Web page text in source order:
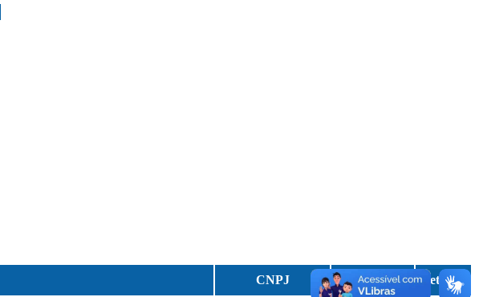
CNPJ Razão Social Detalhes